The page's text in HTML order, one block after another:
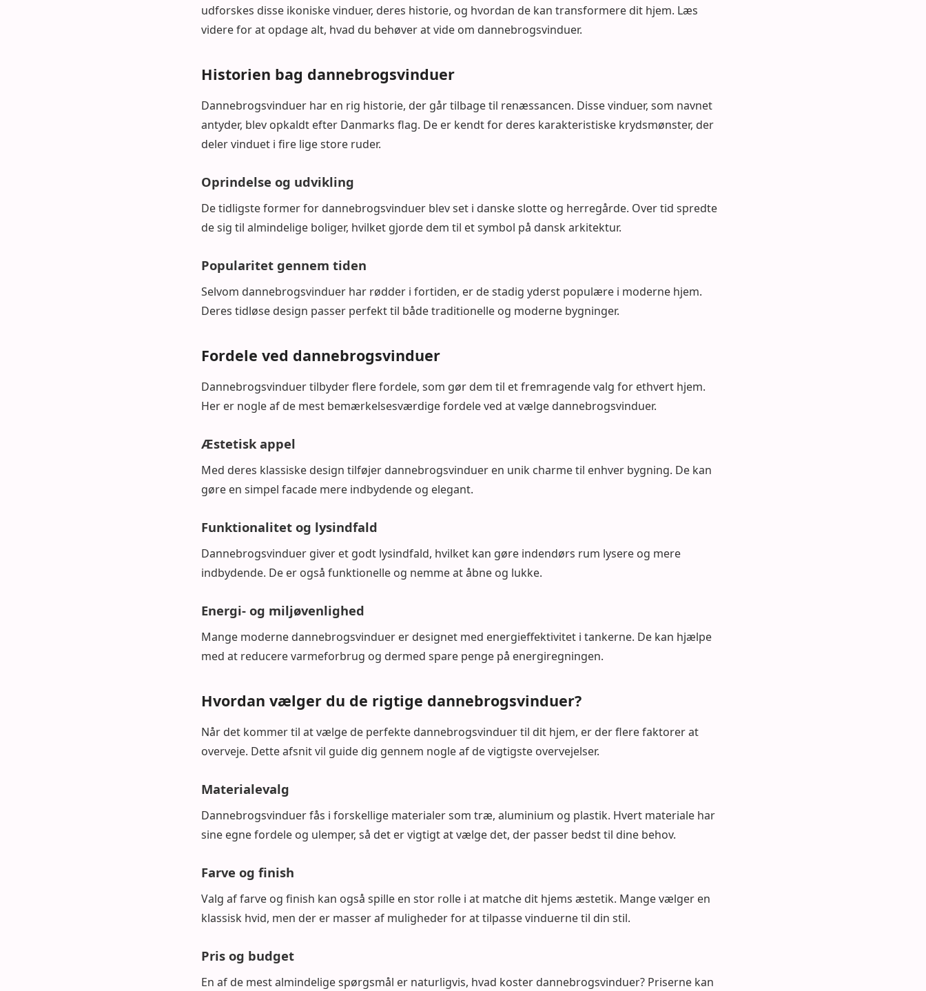
udforskes disse ikoniske vinduer, deres historie, og hvordan de kan transformere dit hjem. Læs
videre for at opdage alt, hvad du behøver at vide om dannebrogsvinduer.
Historien bag dannebrogsvinduer
Dannebrogsvinduer har en rig historie, der går tilbage til renæssancen. Disse vinduer, som navnet
antyder, blev opkaldt efter Danmarks flag. De er kendt for deres karakteristiske krydsmønster, der
deler vinduet i fire lige store ruder.
Oprindelse og udvikling
De tidligste former for dannebrogsvinduer blev set i danske slotte og herregårde. Over tid spredte
de sig til almindelige boliger, hvilket gjorde dem til et symbol på dansk arkitektur.
Popularitet gennem tiden
Selvom dannebrogsvinduer har rødder i fortiden, er de stadig yderst populære i moderne hjem.
Deres tidløse design passer perfekt til både traditionelle og moderne bygninger.
Fordele ved dannebrogsvinduer
Dannebrogsvinduer tilbyder flere fordele, som gør dem til et fremragende valg for ethvert hjem.
Her er nogle af de mest bemærkelsesværdige fordele ved at vælge dannebrogsvinduer.
Æstetisk appel
Med deres klassiske design tilføjer dannebrogsvinduer en unik charme til enhver bygning. De kan
gøre en simpel facade mere indbydende og elegant.
Funktionalitet og lysindfald
Dannebrogsvinduer giver et godt lysindfald, hvilket kan gøre indendørs rum lysere og mere
indbydende. De er også funktionelle og nemme at åbne og lukke.
Energi- og miljøvenlighed
Mange moderne dannebrogsvinduer er designet med energieffektivitet i tankerne. De kan hjælpe
med at reducere varmeforbrug og dermed spare penge på energiregningen.
Hvordan vælger du de rigtige dannebrogsvinduer?
Når det kommer til at vælge de perfekte dannebrogsvinduer til dit hjem, er der flere faktorer at
overveje. Dette afsnit vil guide dig gennem nogle af de vigtigste overvejelser.
Materialevalg
Dannebrogsvinduer fås i forskellige materialer som træ, aluminium og plastik. Hvert materiale har
sine egne fordele og ulemper, så det er vigtigt at vælge det, der passer bedst til dine behov.
Farve og finish
Valg af farve og finish kan også spille en stor rolle i at matche dit hjems æstetik. Mange vælger en
klassisk hvid, men der er masser af muligheder for at tilpasse vinduerne til din stil.
Pris og budget
En af de mest almindelige spørgsmål er naturligvis, hvad koster dannebrogsvinduer? Priserne kan